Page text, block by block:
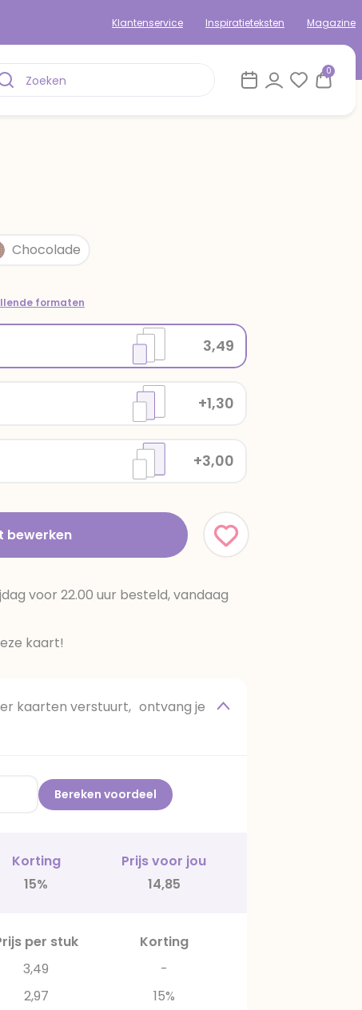
Klantenservice Inspiratieteksten Magazine
0
Chocolade
formaten
+3,00
+1,30
3,49
bewerken
voor 22.00 uur besteld, vandaag
kaart!
kaarten verstuurt, ontvang je
Bereken voordeel
Korting
Prijs voor jou
15% 14,85
per stuk
Korting
3,49
-
2,97
15%